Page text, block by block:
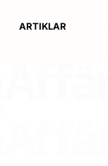
ARTIKLAR